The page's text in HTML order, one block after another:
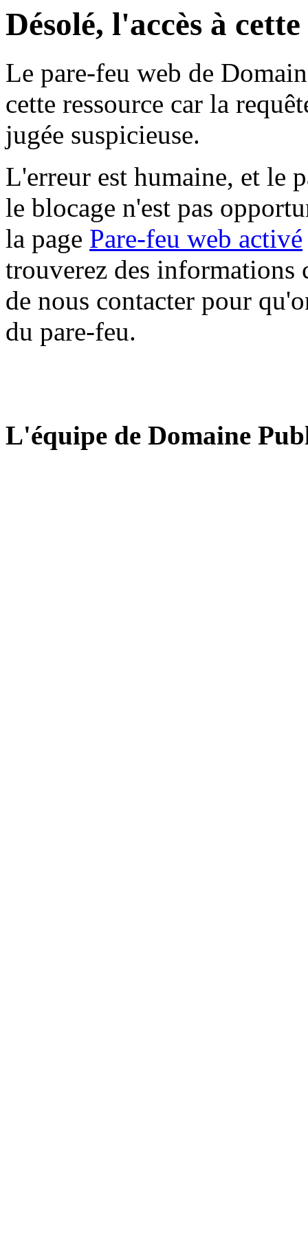
Désolé, l'accès à
Le pare-feu web de
cette ressource car la
jugée suspicieuse.
L'erreur est humaine, et le
le blocage n'est pas
la page Pare-feu web activé
trouverez des informations
de nous contacter pour
du pare-feu.
L'équipe de Domaine